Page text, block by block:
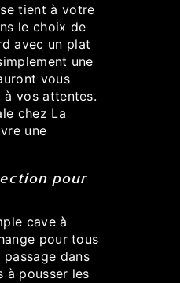
tient à votre
le choix de
avec un plat
une
vous
vos attentes.
chez La
une
pour
cave à
pour tous
dans
à pousser les